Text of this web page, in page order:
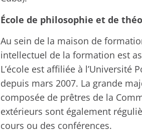
École de philosophie et de
Au sein de la maison de
intellectuel de la formation est
L’école est affiliée à l’Université
depuis mars 2007. La grande
composée de prêtres de la
extérieurs sont également
cours ou des conférences.